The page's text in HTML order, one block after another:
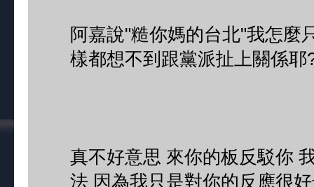
阿嘉說"糙你媽的台北"我怎麼
樣都想不到跟黨派扯上關係耶
真不好意思 來你的板反駁你
法 因為我只是對你的反應很